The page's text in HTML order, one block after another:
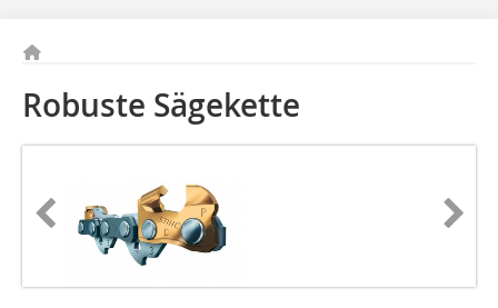
Robuste Sägekette